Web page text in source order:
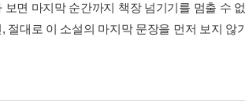
보면 마지막 순간까지 책장 넘기기를 멈출 수
절대로 이 소설의 마지막 문장을 먼저 보지 않